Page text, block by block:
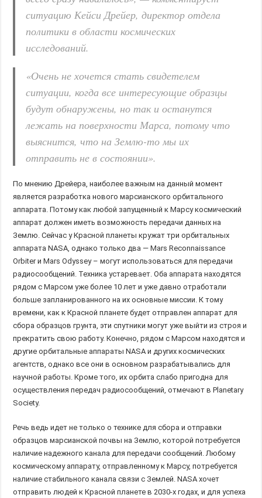
ситуацию Кейси Дрейер, директор отдела
политики в области космических
исследований.
«Очень не хочется стать свидетелем
ситуации, когда все интересующие образцы
будут обнаружены, но так и останутся
лежать на поверхности Марса, потому что
выяснится, что на Землю-то мы их
отправить не в состоянии».
По мнению Дрейера, наиболее важным на данный момент
является разработка нового марсианского орбитального
аппарата. Потому как любой запущенный к Марсу космический
аппарат должен иметь возможность передачи данных на
Землю. Сейчас у Красной планеты кружат три орбитальных
аппарата NASA, однако только два — Mars Reconnaissance
Orbiter и Mars Odyssey – могут использоваться для передачи
радиосообщений. Техника устаревает. Оба аппарата находятся
рядом с Марсом уже более 10 лет и уже давно отработали
больше запланированного на их основные миссии. К тому
времени, как к Красной планете будет отправлен аппарат для
сбора образцов грунта, эти спутники могут уже выйти из строя и
прекратить свою работу. Конечно, рядом с Марсом находятся и
другие орбитальные аппараты NASA и других космических
агентств, однако все они в основном разрабатывались для
научной работы. Кроме того, их орбита слабо пригодна для
осуществления передач радиосообщений, отмечают в Planetary
Society.
Речь ведь идет не только о технике для сбора и отправки
образцов марсианской почвы на Землю, которой потребуется
наличие надежного канала для передачи сообщений. Любому
космическому аппарату, отправленному к Марсу, потребуется
наличие стабильного канала связи с Землей. NASA хочет
отправить людей к Красной планете в 2030-х годах, и для успеха